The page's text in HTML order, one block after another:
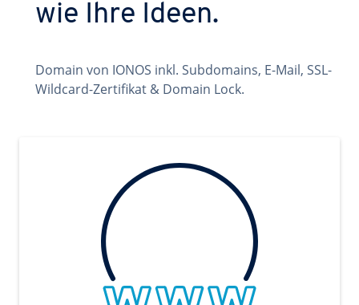
wie Ihre Ideen.
Domain von IONOS inkl. Subdomains, E-Mail, SSL-
Wildcard-Zertifikat & Domain Lock.